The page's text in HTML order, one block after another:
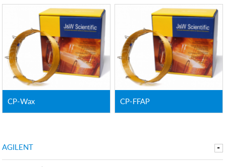
CP-Wax CP-FFAP
AGILENT -